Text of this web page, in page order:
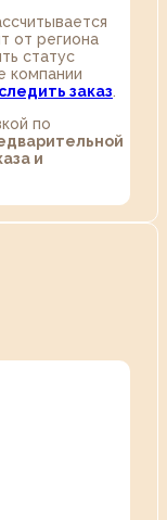
от региона
статус
компании
заказ
по
и